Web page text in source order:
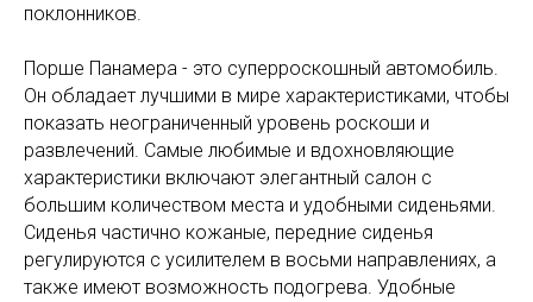
поклонников.
Порше Панамера - это суперроскошный автомобиль.
Он обладает лучшими в мире характеристиками, чтобы
показать неограниченный уровень роскоши и
развлечений. Самые любимые и вдохновляющие
характеристики включают элегантный салон с
большим количеством места и удобными сиденьями.
Сиденья частично кожаные, передние сиденья
регулируются с усилителем в восьми направлениях, а
также имеют возможность подогрева. Удобные